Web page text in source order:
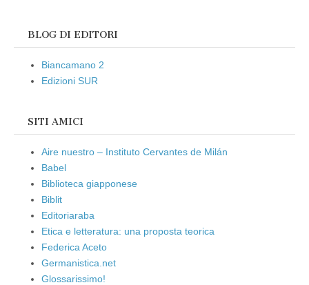
BLOG DI EDITORI
Biancamano 2
Edizioni SUR
SITI AMICI
Aire nuestro – Instituto Cervantes de Milán
Babel
Biblioteca giapponese
Biblit
Editoriaraba
Etica e letteratura: una proposta teorica
Federica Aceto
Germanistica.net
Glossarissimo!